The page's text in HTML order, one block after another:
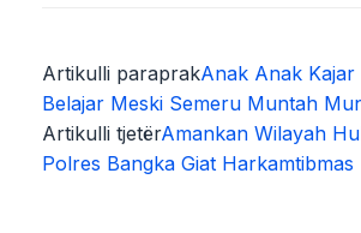
Artikulli paraprakAnak Anak Kajar
Belajar Meski Semeru Muntah
Artikulli tjetërAmankan Wilayah
Polres Bangka Giat Harkamtibmas